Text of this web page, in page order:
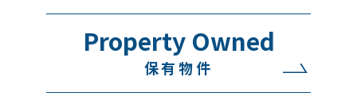
Property Owned
保有物件